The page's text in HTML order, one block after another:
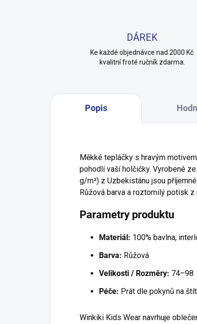
DÁREK
Ke každé objednávce nad 2000 Kč
kvalitní froté ručník zdarma.
Popis
Měkké tepláčky s hravým
pohodlí vaší holčičky. Vyrobené
g/m²) z Uzbekistánu jsou
Růžová barva a roztomilý potisk
Parametry produktu
Materiál: 100% bavlna,
Barva: Růžová
Velikosti / Rozměry: 74–98
Péče: Prát dle pokynů na
Winkiki Kids Wear navrhuje